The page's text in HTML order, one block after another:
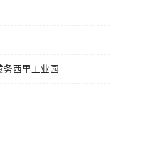
务西里工业园